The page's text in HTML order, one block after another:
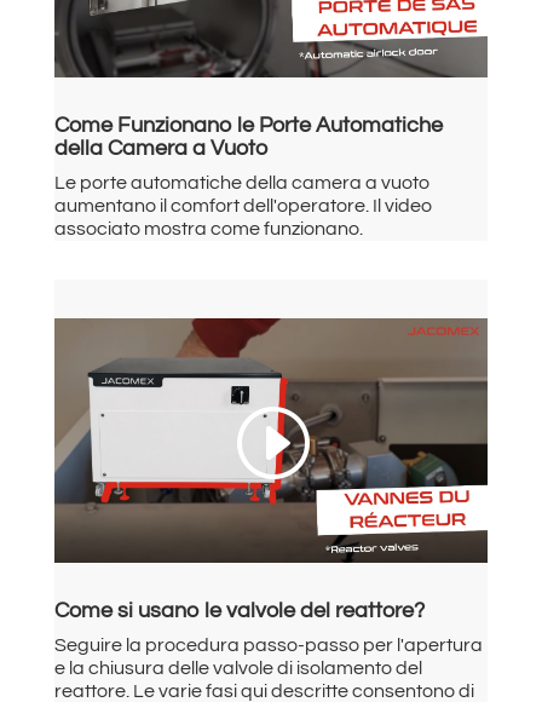
Come Funzionano le Porte Automatiche
della Camera a Vuoto
Le porte automatiche della camera a vuoto
aumentano il comfort dell'operatore. Il video
associato mostra come funzionano.
Come si usano le valvole del reattore?
Seguire la procedura passo-passo per l'apertura
e la chiusura delle valvole di isolamento del
reattore. Le varie fasi qui descritte consentono di